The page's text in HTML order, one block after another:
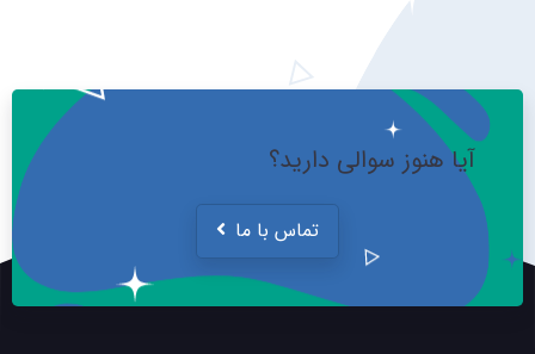
آیا هنوز سوالی دارید؟
تماس با ما